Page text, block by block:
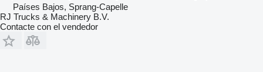
Países Bajos, Sprang-Capelle
RJ Trucks & Machinery B.V.
Contacte con el vendedor